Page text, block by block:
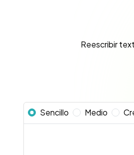
Reescribir
Sencillo Medio